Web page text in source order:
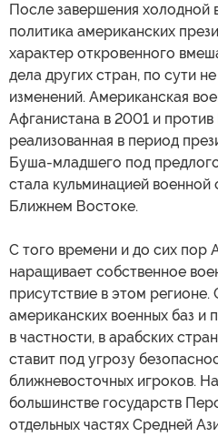
После завершения холодной
политика американских
характер откровенного
дела других стран, по сути
изменений. Американская
Афганистана в 2001 и
реализованная в период
Буша-младшего под
стала кульминацией
Ближнем Востоке.
С того времени и до сих пор
наращивает собственное
присутствие в этом регионе.
американских военных баз и
в частности, в арабских
ставит под угрозу
ближневосточных игроков.
большинстве государств
отдельных частях Средней